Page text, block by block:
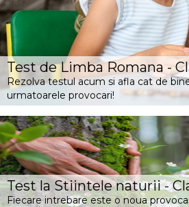
Test de Limba Romana -
Rezolva testul acum si afla cat de
urmatoarele provocari!
Test la Stiintele naturii -
Fiecare intrebare este o noua